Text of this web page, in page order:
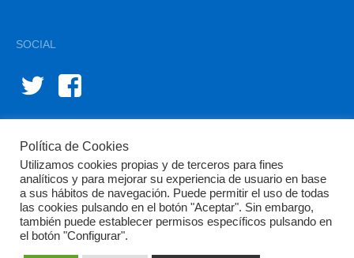
SOCIAL
© BIOINNOVA 2015-2024 | Diseño y gestión pordiffundit®
Aviso Legal Política de Privacidad
Política de Cookies
Utilizamos cookies propias y de terceros para fines
analíticos y para mejorar su experiencia de usuario en base
a sus hábitos de navegación. Puede permitir el uso de todas
las cookies pulsando en el botón "Aceptar". Sin embargo,
también puede establecer permisos específicos pulsando en
el botón "Configurar".